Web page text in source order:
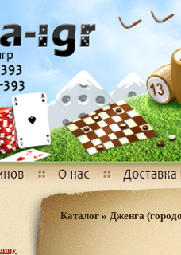
Каталог»Дженга